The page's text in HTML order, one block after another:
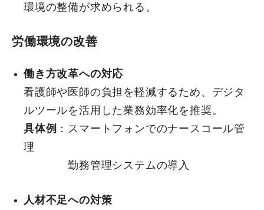
環境の整備が求められる。
労働環境の改善
働き方改革への対応
看護師や医師の負担を軽減するため、デジタ
ルツールを活用した業務効率化を推奨。
具体例 ：スマートフォンでのナースコール管
理
勤務管理システムの導入
人材不足への対策